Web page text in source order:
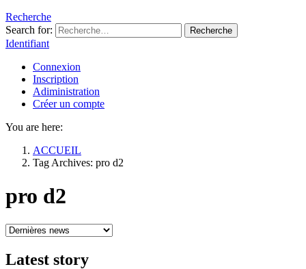
Recherche
Search for:
Recherche
Identifiant
Connexion
Inscription
Adiministration
Créer un compte
You are here:
ACCUEIL
Tag Archives: pro d2
pro d2
Latest story